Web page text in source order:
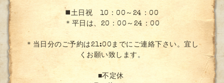
◼️土日祝 10：00～24：00
＊平日は、20：00～24：00
＊当日分のご予約は21:00までにご連絡下さい。宜し
くお願い致します。
■不定休